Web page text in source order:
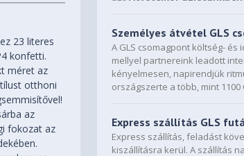
23 literes
konfetti.
méret az
otthoni
az
fokozat az
Személyes átvétel GLS
A GLS csomagpont költség-
mellyel partnereink leadott
kényelmesen, napirendjük
országszerte a több, mint 1100
Express szállítás GLS
Express szállítás, feladást
kiszállításra kerül. A szállítás